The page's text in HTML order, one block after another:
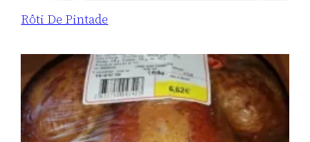
Rôti De Pintade